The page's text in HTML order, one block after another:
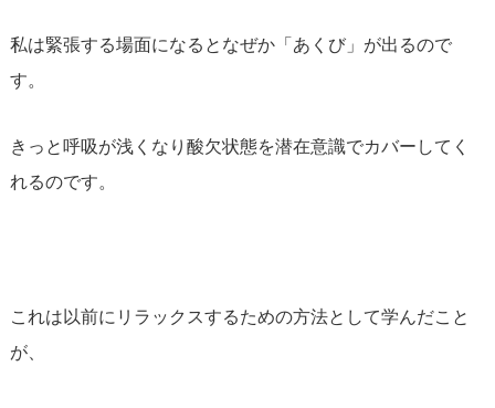
私は緊張する場面になるとなぜか「あくび」が出るので
す。
きっと呼吸が浅くなり酸欠状態を潜在意識でカバーしてく
れるのです。
これは以前にリラックスするための方法として学んだこと
が、